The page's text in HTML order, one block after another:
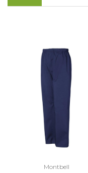
Montbell